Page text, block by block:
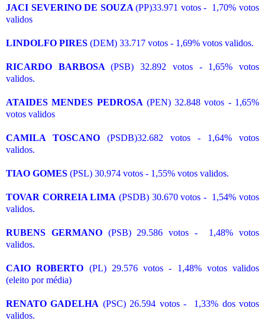
JACI SEVERINO DE SOUZA(PP)33.971 votos - 1,70% votos
validos
LINDOLFO PIRES (DEM) 33.717 votos - 1,69% votos validos.
RICARDO BARBOSA(PSB) 32.892 votos - 1,65% votos
validos.
ATAIDES MENDES PEDROSA (PEN) 32.848 votos - 1,65%
votos validos
CAMILA TOSCANO (PSDB)32.682 votos - 1,64% votos
validos.
TIAO GOMES (PSL) 30.974 votos - 1,55% votos validos.
TOVAR CORREIA LIMA (PSDB) 30.670 votos - 1,54% votos
validos.
RUBENS GERMANO(PSB) 29.586 votos - 1,48% votos
validos.
CAIO ROBERTO (PL) 29.576 votos - 1,48% votos validos
(eleito por média)
RENATO GADELHA (PSC) 26.594 votos - 1,33% dos votos
validos.